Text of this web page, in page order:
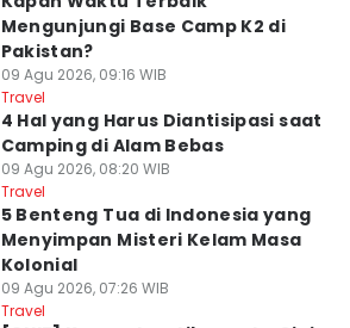
Mengunjungi Base Camp K2 di
Pakistan?
09 Agu 2026, 09:16 WIB
Travel
4 Hal yang Harus Diantisipasi saat
Camping di Alam Bebas
09 Agu 2026, 08:20 WIB
Travel
5 Benteng Tua di Indonesia yang
Menyimpan Misteri Kelam Masa
Kolonial
09 Agu 2026, 07:26 WIB
Travel